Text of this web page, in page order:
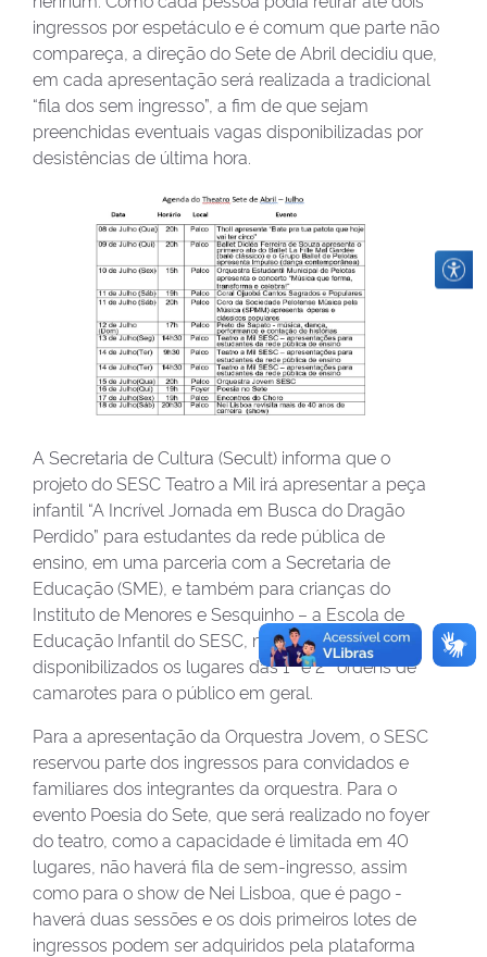
ingressos por espetáculo e é comum que parte não
compareça, a direção do Sete de Abril decidiu que,
em cada apresentação será realizada a tradicional
“fila dos sem ingresso”, a fim de que sejam
preenchidas eventuais vagas disponibilizadas por
desistências de última hora.
A Secretaria de Cultura (Secult) informa que o
projeto do SESC Teatro a Mil irá apresentar a peça
infantil “A Incrível Jornada em Busca do Dragão
Perdido” para estudantes da rede pública de
ensino, em uma parceria com a Secretaria de
Educação (SME), e também para crianças do
Instituto de Menores e Sesquinho – a Escola de
Educação Infantil do SESC, mas na hora serão
disponibilizados os lugares das 1ª e 2ª ordens de
camarotes para o público em geral.
Para a apresentação da Orquestra Jovem, o SESC
reservou parte dos ingressos para convidados e
familiares dos integrantes da orquestra. Para o
evento Poesia do Sete, que será realizado no foyer
do teatro, como a capacidade é limitada em 40
lugares, não haverá fila de sem-ingresso, assim
como para o show de Nei Lisboa, que é pago -
haverá duas sessões e os dois primeiros lotes de
ingressos podem ser adquiridos pela plataforma